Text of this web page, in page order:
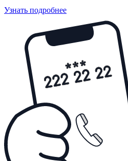
Узнать подробнее